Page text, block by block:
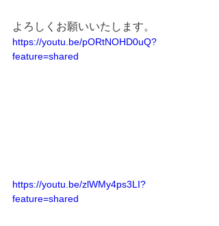
よろしくお願いいたします。
https://youtu.be/pORtNOHD0uQ?
feature=shared
https://youtu.be/zlWMy4ps3LI?
feature=shared